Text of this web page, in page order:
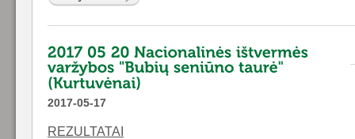
2017-05-17
REZULTATAI